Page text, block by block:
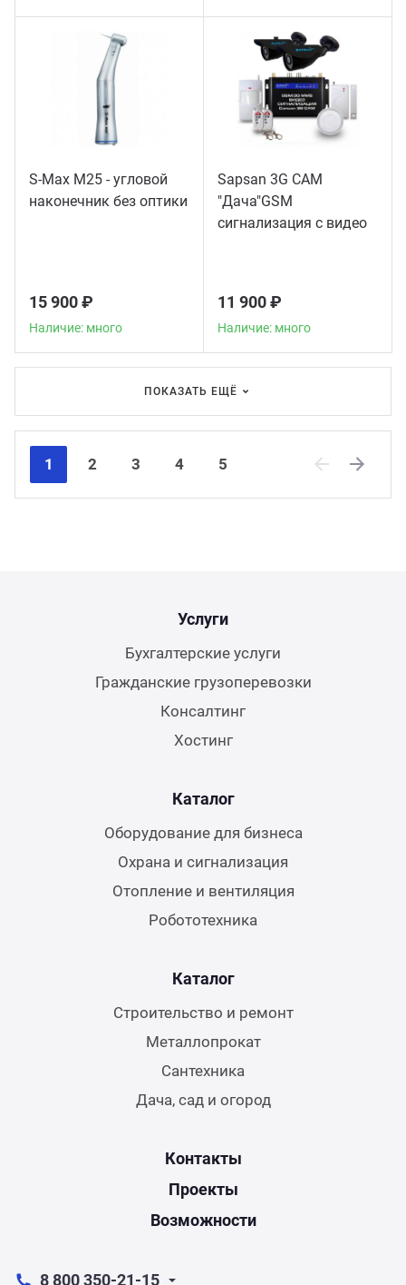
S-Max M25 - угловой
наконечник без оптики
15 900 ₽
Наличие: много
Sapsan 3G CAM
"Дача"GSM
сигнализация с видео
11 900 ₽
Наличие: много
ПОКАЗАТЬ ЕЩЁ
1 2 3 4
5
Услуги
Бухгалтерские услуги
Гражданские грузоперевозки
Консалтинг
Хостинг
Каталог
Оборудование для бизнеса
Охрана и сигнализация
Отопление и вентиляция
Робототехника
Каталог
Строительство и ремонт
Металлопрокат
Сантехника
Дача, сад и огород
Контакты
Проекты
Возможности
8 800 350-21-15